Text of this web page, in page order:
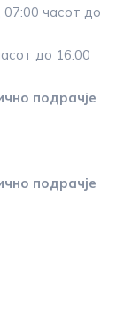
часот до
до 16:00
подрачје
подрачје